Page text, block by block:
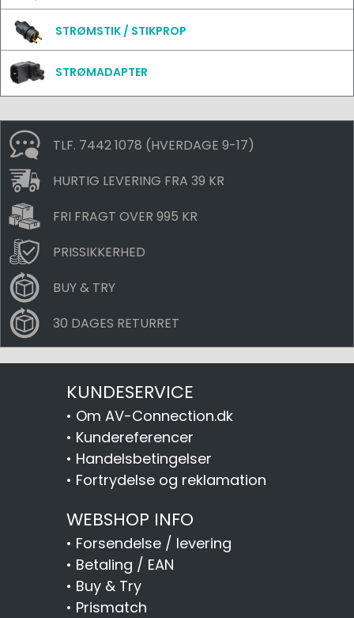
STRØMSTIK / STIKPROP
STRØMADAPTER
TLF. 7442 1078 (HVERDAGE 9-17)
HURTIG LEVERING FRA 39 KR
FRI FRAGT OVER 995 KR
PRISSIKKERHED
BUY & TRY
30 DAGES RETURRET
KUNDESERVICE
• Om AV-Connection.dk
• Kundereferencer
• Handelsbetingelser
• Fortrydelse og reklamation
WEBSHOP INFO
• Forsendelse / levering
• Betaling / EAN
• Buy & Try
• Prismatch